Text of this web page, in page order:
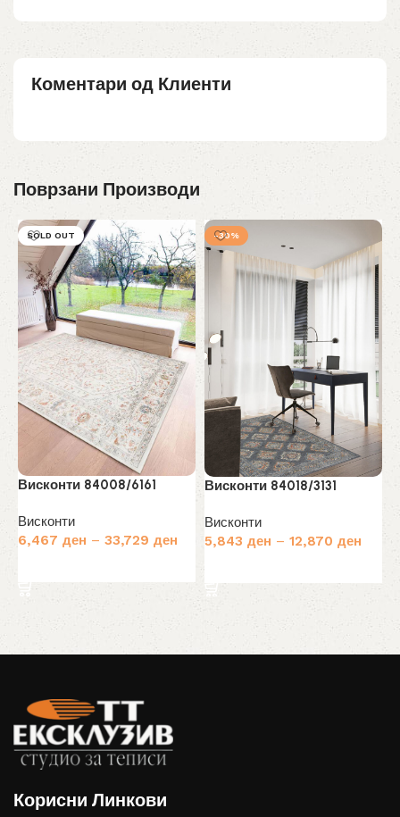
Коментари од Клиенти
Поврзани Производи
SOLD OUT
Висконти 84008/6161
Висконти
6,467 ден – 33,729 ден
-30%
Висконти 84018/3131
Висконти
5,843 ден – 12,870 ден
Корисни Линкови